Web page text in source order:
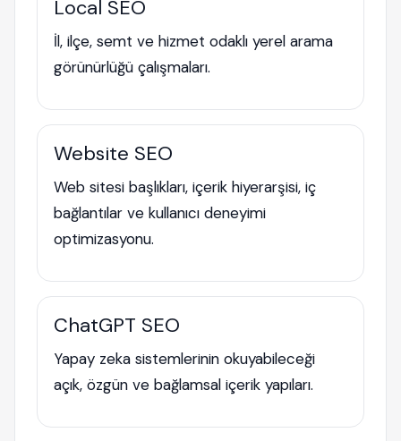
Local SEO
İl, ilçe, semt ve hizmet odaklı yerel arama
görünürlüğü çalışmaları.
Website SEO
Web sitesi başlıkları, içerik hiyerarşisi, iç
bağlantılar ve kullanıcı deneyimi
optimizasyonu.
ChatGPT SEO
Yapay zeka sistemlerinin okuyabileceği
açık, özgün ve bağlamsal içerik yapıları.